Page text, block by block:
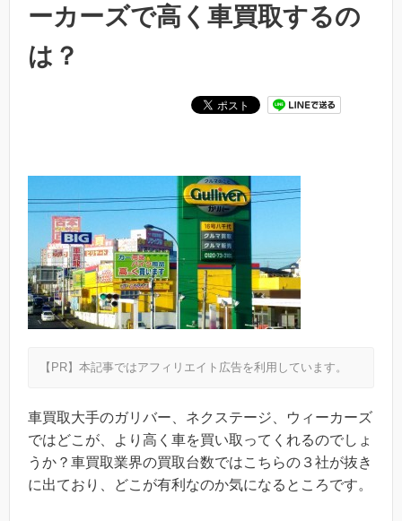
ーカーズで高く車買取するの
は？
【PR】本記事ではアフィリエイト広告を利用しています。
車買取大手のガリバー、ネクステージ、ウィーカーズ
ではどこが、より高く車を買い取ってくれるのでしょ
うか？車買取業界の買取台数ではこちらの３社が抜き
に出ており、どこが有利なのか気になるところです。